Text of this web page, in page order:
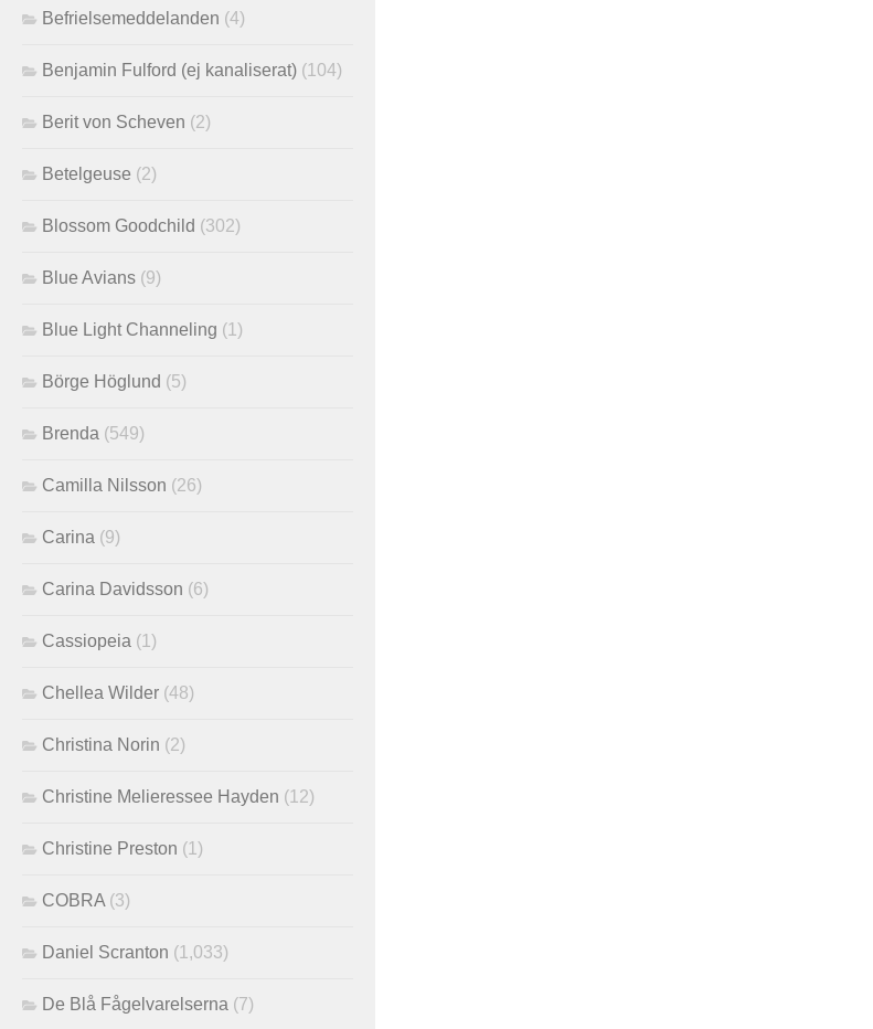
Befrielsemeddelanden (4)
Benjamin Fulford (ej kanaliserat) (104)
Berit von Scheven (2)
Betelgeuse (2)
Blossom Goodchild (302)
Blue Avians (9)
Blue Light Channeling (1)
Börge Höglund (5)
Brenda (549)
Camilla Nilsson (26)
Carina (9)
Carina Davidsson (6)
Cassiopeia (1)
Chellea Wilder (48)
Christina Norin (2)
Christine Melieressee Hayden (12)
Christine Preston (1)
COBRA (3)
Daniel Scranton (1,033)
De Blå Fågelvarelserna (7)